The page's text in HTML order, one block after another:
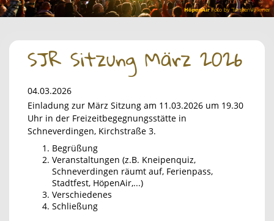
SJR Sitzung März 2026
04.03.2026
Einladung zur März Sitzung am 11.03.2026 um 19.30
Uhr in der Freizeitbegegnungsstätte in
Schneverdingen, Kirchstraße 3.
Begrüßung
Veranstaltungen (z.B. Kneipenquiz,
Schneverdingen räumt auf, Ferienpass,
Stadtfest, HöpenAir,...)
Verschiedenes
Schließung